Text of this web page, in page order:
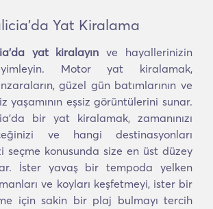
Yat Kiralama
yat kiralayın ve hayallerinizin
Motor yat kiralamak,
güzel gün batımlarının ve
yaşamının eşsiz görüntülerini sunar.
bir yat kiralamak, zamanınızı
ve hangi destinasyonları
seçme konusunda size en üst düzey
İster yavaş bir tempoda yelken
ve koyları keşfetmeyi, ister bir
için sakin bir plaj bulmayı tercih